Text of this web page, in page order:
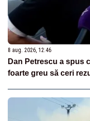
8 aug. 2026, 12:46
Dan Petrescu a spus
foarte greu să ceri